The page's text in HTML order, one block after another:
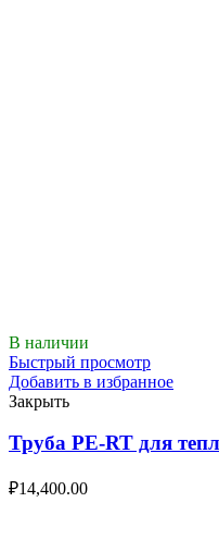
В наличии
Быстрый просмотр
Добавить в избранное
Закрыть
Труба PE-RT для
₽14,400.00